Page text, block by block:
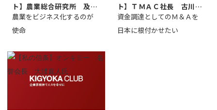
ト】農業総合研究所 及川
智正
農業をビジネス化するのが
使命
ト】ＴＭＡＣ社長 古川英
一
資金調達としてのＭ＆Ａを
日本に根付かせたい